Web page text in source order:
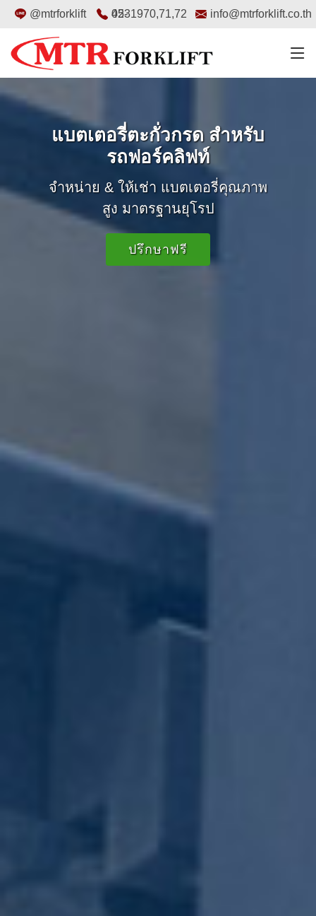
@mtrforklift 02-4531970,71,72 info@mtrforklift.co.th
แบตเตอรี่ตะกั่วกรด สำหรับ
รถฟอร์คลิฟท์
จำหน่าย & ให้เช่า แบตเตอรี่คุณภาพ
สูง มาตรฐานยุโรป
ปรึกษาฟรี